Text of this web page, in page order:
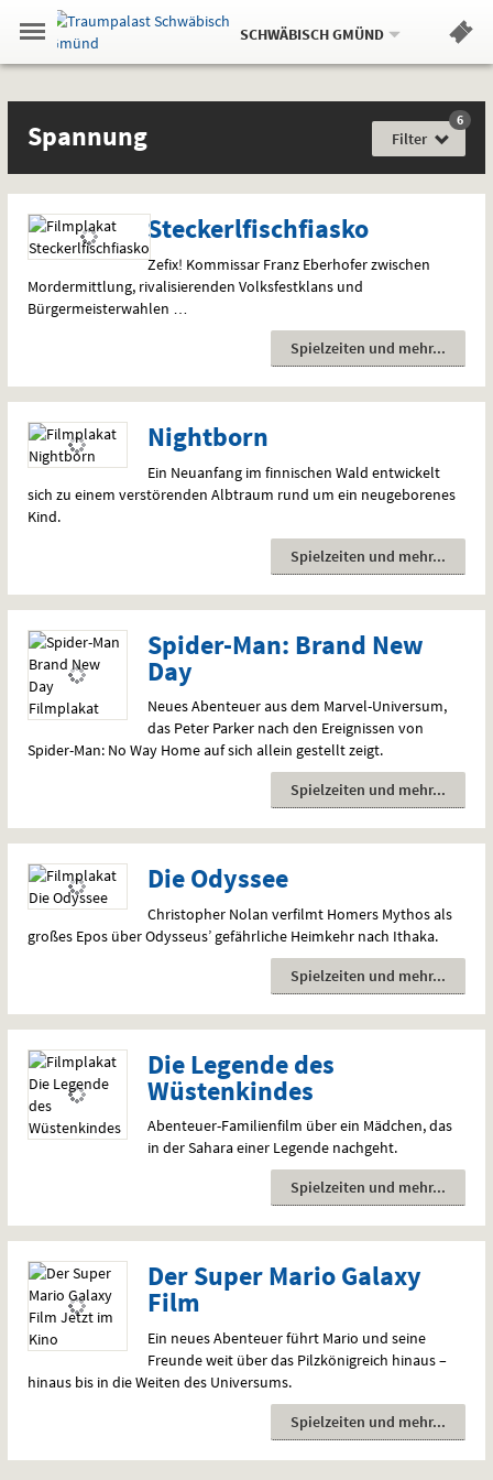
Springe
zum
,zum
.
Navigation
Menü
Gehe
zur
Standortauswahl
Standort:
SCHWÄBISCH GMÜND.
Weitere
Hinweis
Spannung
Gefühlslage
Spannung Filter
6
Steckerlfischfiasko
Zefix! Kommissar Franz Eberhofer zwischen
Mordermittlung, rivalisierenden Volksfestklans und
Bürgermeisterwahlen …
Spielzeiten und mehr
Nightborn
Ein Neuanfang im finnischen Wald entwickelt
sich zu einem verstörenden Albtraum rund um ein neugeborenes
Kind.
Spielzeiten und mehr
Spider-Man: Brand New
Day
Neues Abenteuer aus dem Marvel-Universum,
das Peter Parker nach den Ereignissen von
Spider-Man: No Way Home auf sich allein gestellt zeigt.
Spielzeiten und mehr
Die Odyssee
Christopher Nolan verfilmt Homers Mythos als
großes Epos über Odysseus’ gefährliche Heimkehr nach Ithaka.
Spielzeiten und mehr
Die Legende des
Wüstenkindes
Abenteuer-Familienfilm über ein Mädchen, das
in der Sahara einer Legende nachgeht.
Spielzeiten und mehr
Der Super Mario Galaxy
Film
Ein neues Abenteuer führt Mario und seine
Freunde weit über das Pilzkönigreich hinaus –
hinaus bis in die Weiten des Universums.
Spielzeiten und mehr